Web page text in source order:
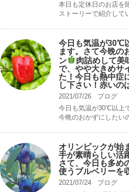
本日も定休日のお店を
ストーリーで紹介して
今日も気温が30℃
ます。さて今晩の
ン
肉詰めして美
で、やや大きめサ
た！今日も熱中症
し下さい！赤いの
2021/07/26
ブログ
今日も気温が30℃以上
今晩のおかずにしたい
オリンピックが始
手が素晴らしい活
さて、今日も多め
使うブルベリーを
2021/07/24
ブログ